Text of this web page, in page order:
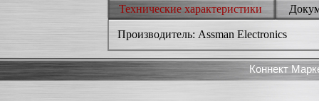
Технические характеристики
Производитель: Assman Electronics
Коннект